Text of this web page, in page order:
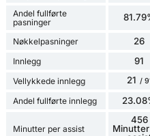
Andel fullførte
pasninger
Nøkkelpasninger 26
Innlegg 91
Vellykkede innlegg 21 /
Andel fullførte innlegg
Minutter per assist
456